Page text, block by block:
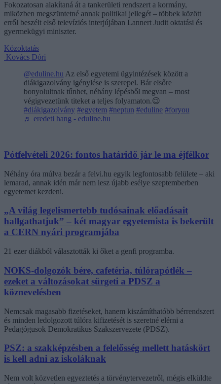
Fokozatosan alakítaná át a tankerületi rendszert a kormány,
miközben megszüntetné annak politikai jellegét – többek között
erről beszélt első televíziós interjújában Lannert Judit oktatási és
gyermekügyi miniszter.
Közoktatás
Kovács Dóri
@eduline.hu Az első egyetemi ügyintézések között a
diákigazolvány igénylése is szerepel. Bár elsőre
bonyolultnak tűnhet, néhány lépésből megvan – most
végigvezetünk titeket a teljes folyamaton.😉
#diákigazolvány #egyetem #neptun #eduline #foryou
♬ eredeti hang - eduline.hu
Pótfelvételi 2026: fontos határidő jár le ma éjfélkor
Néhány óra múlva bezár a felvi.hu egyik legfontosabb felülete – aki
lemarad, annak idén már nem lesz újabb esélye szeptemberben
egyetemet kezdeni.
„A világ legelismertebb tudósainak előadásait
hallgathatjuk” – két magyar egyetemista is bekerült
a CERN nyári programjába
21 ezer diákból választották ki őket a genfi programba.
NOKS-dolgozók bére, cafetéria, túlórapótlék –
ezeket a változásokat sürgeti a PDSZ a
köznevelésben
Nemcsak magasabb fizetéseket, hanem kiszámíthatóbb bérrendszert
és minden ledolgozott túlóra kifizetését is szeretné elérni a
Pedagógusok Demokratikus Szakszervezete (PDSZ).
PSZ: a szakképzésben a felelősség mellett hatáskört
is kell adni az iskoláknak
Nem volt közvetlen egyeztetés a törvénytervezetről, mégis elküldte